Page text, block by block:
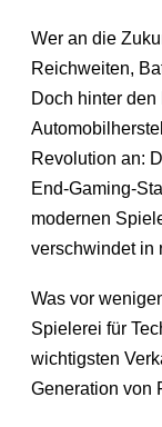
Wer an die
Reichweiten,
Doch hinter
Revolution an:
End-Gaming-
modernen
verschwindet in
Was vor
Spielerei für
wichtigsten
Generation von